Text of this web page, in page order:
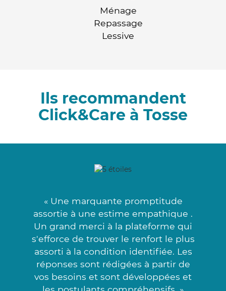
Ménage
Repassage
Lessive
Ils recommandent
Click&Care à Tosse
« Une marquante promptitude
assortie à une estime empathique .
Un grand merci à la plateforme qui
s'efforce de trouver le renfort le plus
assorti à la condition identifiée. Les
réponses sont rédigées à partir de
vos besoins et sont développées et